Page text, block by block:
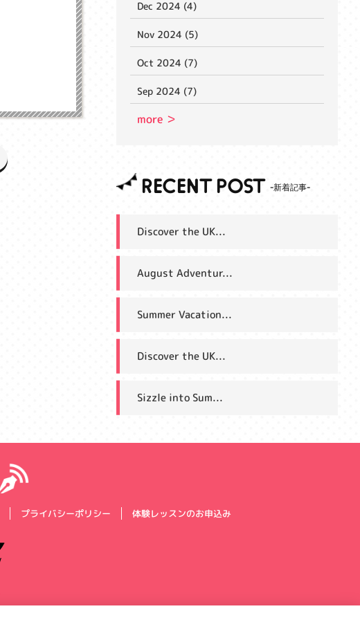
Dec 2024 (4)
Nov 2024 (5)
Oct 2024 (7)
Sep 2024 (7)
more ＞
RECENT POST
Discover the UK...
August Adventur...
Summer Vacation...
Discover the UK...
Sizzle into Sum...
プライバシーポリシー 体験レッスンのお申込み